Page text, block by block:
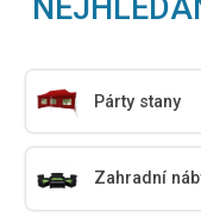
Párty stany
Zahradní